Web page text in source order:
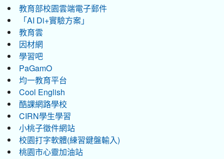
教育部校園雲端電子郵件
「AI Di+實驗方案」
教育雲
因材網
學習吧
PaGamO
均一教育平台
Cool English
酷課網路學校
CIRN學生學習
小桃子徵件網站
校園打字軟體(練習鍵盤輸入)
桃園市心靈加油站